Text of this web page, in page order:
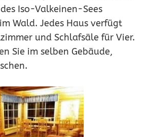
Iso-Valkeinen-Sees
Wald. Jedes Haus verfügt
und Schlafsäle für Vier.
Sie im selben Gebäude,